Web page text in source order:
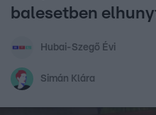
balesetben
Hubai-Szegő Évi
Simán Klára